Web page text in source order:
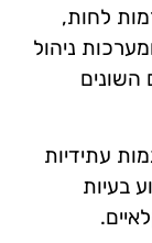
לחות,
ניהול
השונים
עתידיות
בעיות